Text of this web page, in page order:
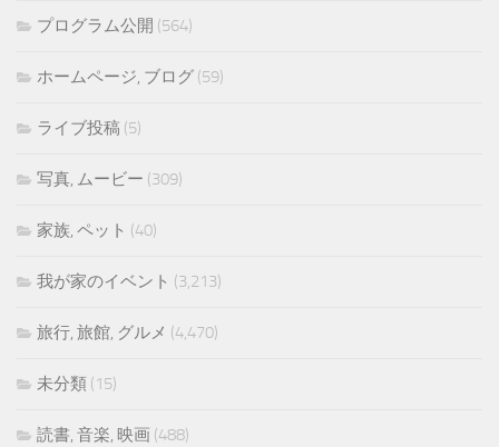
プログラム公開 (564)
ホームページ, ブログ (59)
ライブ投稿 (5)
写真, ムービー (309)
家族, ペット (40)
我が家のイベント (3,213)
旅行, 旅館, グルメ (4,470)
未分類 (15)
読書, 音楽, 映画 (488)